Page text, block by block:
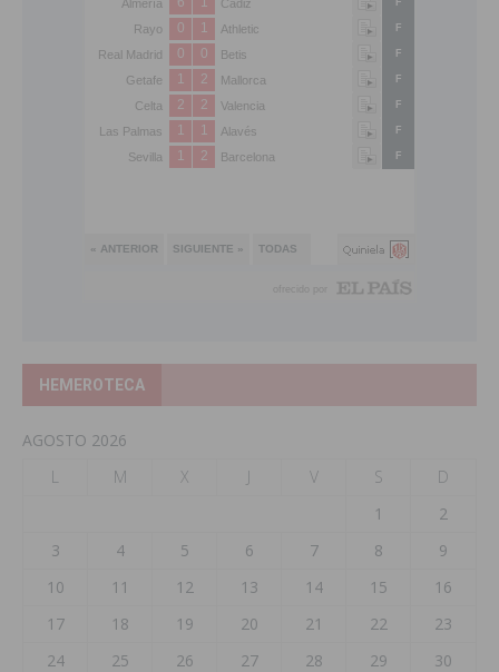
HEMEROTECA
AGOSTO 2026
L
M X J V S
D
1
2
3
4 5 6 7 8
9
10
11 12 13 14 15
16
17
18 19 20 21 22
23
24
25 26 27 28 29
30